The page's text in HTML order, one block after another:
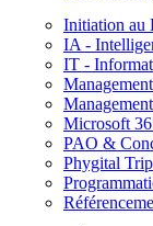
Initiation au
IA -
IT -
Management
Microsoft
PAO &
Phygital Trip